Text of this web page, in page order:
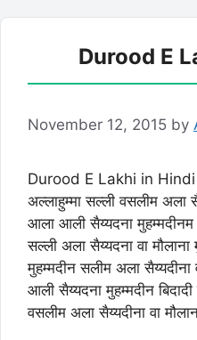
Durood E
November 12, 2015 by
Durood E Lakhi in Hindi
अल्लाहुम्मा सल्ली वसलीम अला
आला आली सैय्यदना मुहम्मदीनम
सल्ली अला सैय्यदना वा
मुहम्मदीन सलीम अला सैय्यदीना
आली सैय्यदना मुहम्मदीन
वसलीम अला सैय्यदीना वा